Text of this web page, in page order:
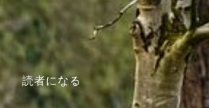
読者になる